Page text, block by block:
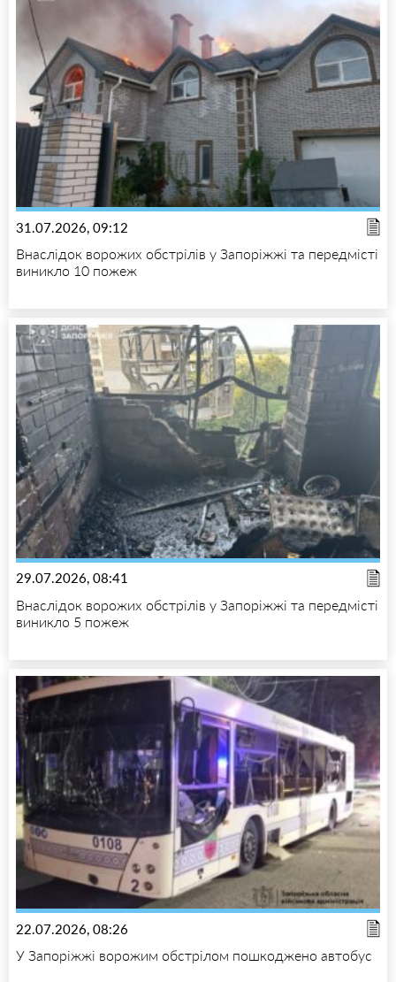
31.07.2026, 09:12
Внаслідок ворожих обстрілів у Запоріжжі та передмісті
виникло 10 пожеж
29.07.2026, 08:41
Внаслідок ворожих обстрілів у Запоріжжі та передмісті
виникло 5 пожеж
22.07.2026, 08:26
У Запоріжжі ворожим обстрілом пошкоджено автобус